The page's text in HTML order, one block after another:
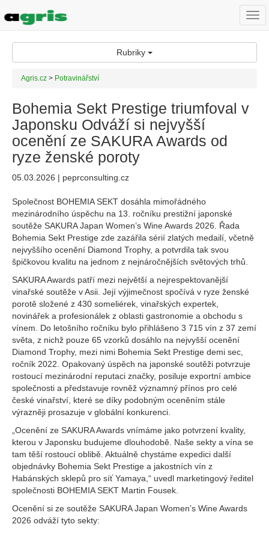
Rubriky
Agris.cz > Potravinářství
Bohemia Sekt Prestige triumfoval v
Japonsku Odváží si nejvyšší
ocenění ze SAKURA Awards od
ryze ženské poroty
05.03.2026 | peprconsulting.cz
Společnost BOHEMIA SEKT dosáhla mimořádného
mezinárodního úspěchu na 13. ročníku prestižní japonské
soutěže SAKURA Japan Women’s Wine Awards 2026. Řada
Bohemia Sekt Prestige zde zazářila sérií zlatých medailí, včetně
nejvyššího ocenění Diamond Trophy, a potvrdila tak svou
špičkovou kvalitu na jednom z nejnáročnějších světových trhů.
SAKURA Awards patří mezi největší a nejrespektovanější
vinařské soutěže v Asii. Její výjimečnost spočívá v ryze ženské
porotě složené z 430 someliérek, vinařských expertek,
novinářek a profesionálek z oblasti gastronomie a obchodu s
vínem. Do letošního ročníku bylo přihlášeno 3 715 vín z 37 zemí
světa, z nichž pouze 65 vzorků dosáhlo na nejvyšší ocenění
Diamond Trophy, mezi nimi Bohemia Sekt Prestige demi sec,
ročník 2022. Opakovaný úspěch na japonské soutěži potvrzuje
rostoucí mezinárodní reputaci značky, posiluje exportní ambice
společnosti a představuje rovněž významný přínos pro celé
české vinařství, které se díky podobným oceněním stále
výrazněji prosazuje v globální konkurenci.
„Ocenění ze SAKURA Awards vnímáme jako potvrzení kvality,
kterou v Japonsku budujeme dlouhodobě. Naše sekty a vína se
tam těší rostoucí oblibě. Aktuálně chystáme expedici další
objednávky Bohemia Sekt Prestige a jakostních vín z
Habánských sklepů pro síť Yamaya,“ uvedl marketingový ředitel
společnosti BOHEMIA SEKT Martin Fousek.
Ocenění si ze soutěže SAKURA Japan Women’s Wine Awards
2026 odváží tyto sekty: